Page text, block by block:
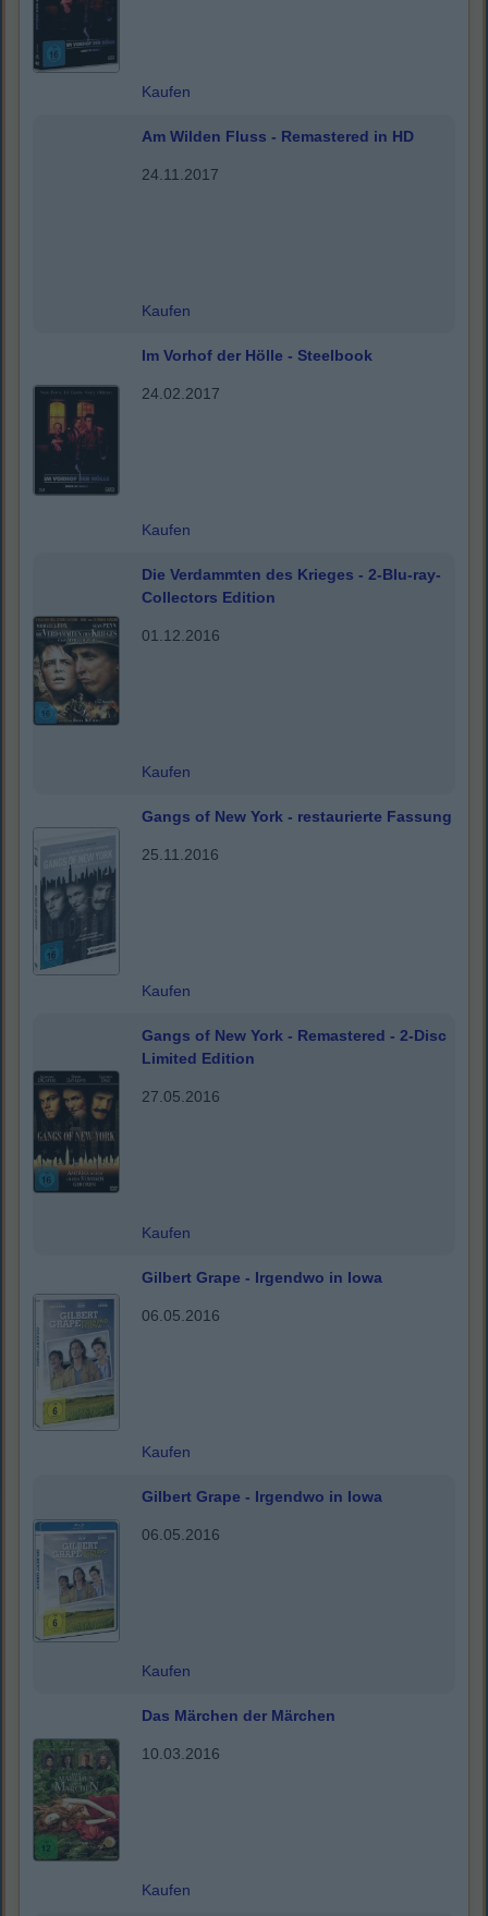
Kaufen
Am Wilden Fluss - Remastered in HD
24.11.2017
Kaufen
Im Vorhof der Hölle - Steelbook
24.02.2017
Kaufen
Die Verdammten des Krieges - 2-Blu-ray-
Collectors Edition
01.12.2016
Kaufen
Gangs of New York - restaurierte Fassung
25.11.2016
Kaufen
Gangs of New York - Remastered - 2-Disc
Limited Edition
27.05.2016
Kaufen
Gilbert Grape - Irgendwo in Iowa
06.05.2016
Kaufen
Gilbert Grape - Irgendwo in Iowa
06.05.2016
Kaufen
Das Märchen der Märchen
10.03.2016
Kaufen